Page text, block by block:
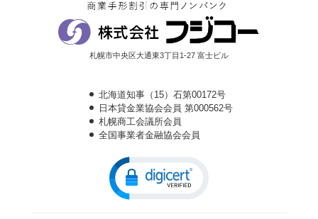
札幌市中央区大通東3丁目1-27 富士ビル
北海道知事（15）石第00172号
日本貸金業協会会員 第000562号
札幌商工会議所会員
全国事業者金融協会会員